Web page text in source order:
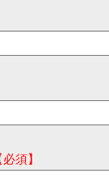
必須】